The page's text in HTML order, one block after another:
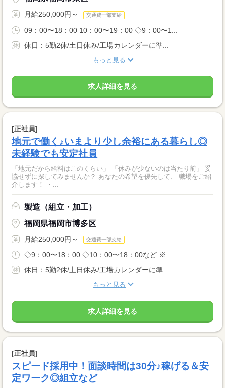
月給250,000円～ 交通費一部支給
09：00〜18：00 10：00〜19：00 ◇9：00〜1...
休日：5勤2休/土日休み/工場カレンダーに準...
もっと見る
求人詳細を見る
[正社員]
地元で働く♪いまより少し余裕にある暮らし◎
未経験でも安定社員
「地元だから給料はこのくらい」 「休みが少ないのは当たり前」 妥
協せずに探してみませんか？ あなたの希望を優先して、 職場をご紹
介します！ ・...
製造（組立・加工）
福岡県福岡市博多区
月給250,000円～ 交通費一部支給
◇9：00〜18：00 ◇10：00〜18：00など ※...
休日：5勤2休/土日休み/工場カレンダーに準...
もっと見る
求人詳細を見る
[正社員]
スピード採用中！面談時間は30分♪稼げる＆安
定ワーク◎組立など